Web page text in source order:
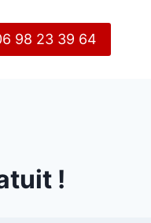
98 23 39 64
!